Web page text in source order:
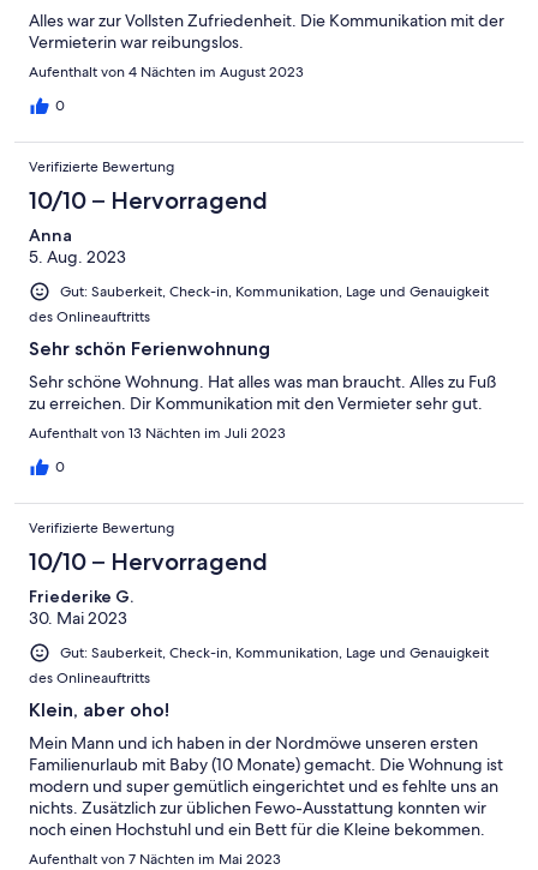
Alles war zur Vollsten Zufriedenheit. Die Kommunikation mit der
Vermieterin war reibungslos.
Aufenthalt von 4 Nächten im August 2023
0
Verifizierte Bewertung
10/10 – Hervorragend
Anna
5. Aug. 2023
Gut: Sauberkeit, Check-in, Kommunikation, Lage und Genauigkeit
des Onlineauftritts
Sehr schön Ferienwohnung
Sehr schöne Wohnung. Hat alles was man braucht. Alles zu Fuß
zu erreichen. Dir Kommunikation mit den Vermieter sehr gut.
Aufenthalt von 13 Nächten im Juli 2023
0
Verifizierte Bewertung
10/10 – Hervorragend
Friederike G.
30. Mai 2023
Gut: Sauberkeit, Check-in, Kommunikation, Lage und Genauigkeit
des Onlineauftritts
Klein, aber oho!
Mein Mann und ich haben in der Nordmöwe unseren ersten
Familienurlaub mit Baby (10 Monate) gemacht. Die Wohnung ist
modern und super gemütlich eingerichtet und es fehlte uns an
nichts. Zusätzlich zur üblichen Fewo-Ausstattung konnten wir
noch einen Hochstuhl und ein Bett für die Kleine bekommen.
Der Kontakt zu den Vermietern lief per mail und war von Anfang
Aufenthalt von 7 Nächten im Mai 2023